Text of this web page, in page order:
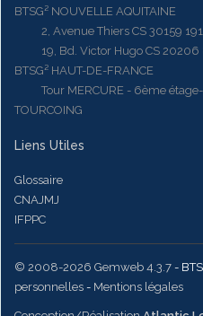
BTSG² NOUVELLE AQUITAINE
2, Avenue Thiers CS 30159
19, Bd. Victor Hugo CS 20206
BTSG² HAUT-DE-FRANCE
Tour MERCURE - 6ème étage-
TOURCOING
Liens Utiles
Glossaire
CNAJMJ
IFPPC
© 2008-2026 Gemweb 4.3.7 -
personnelles - Mentions légales